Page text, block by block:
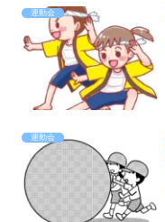
運動会
運動会